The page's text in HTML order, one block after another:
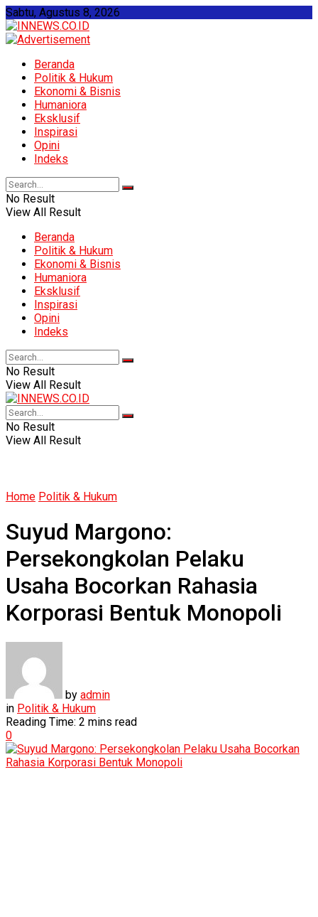
Sabtu, Agustus 8, 2026
Beranda
Politik & Hukum
Ekonomi & Bisnis
Humaniora
Eksklusif
Inspirasi
Opini
Indeks
No Result
View All Result
Beranda
Politik & Hukum
Ekonomi & Bisnis
Humaniora
Eksklusif
Inspirasi
Opini
Indeks
No Result
View All Result
No Result
View All Result
Home Politik & Hukum
Suyud Margono:
Persekongkolan Pelaku
Usaha Bocorkan Rahasia
Korporasi Bentuk Monopoli
by admin
in Politik & Hukum
Reading Time: 2 mins read
0